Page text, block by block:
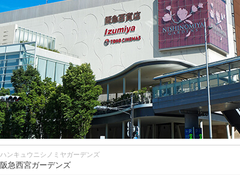
ハンキュウニシノミヤガーデンズ
阪急西宮ガーデンズ